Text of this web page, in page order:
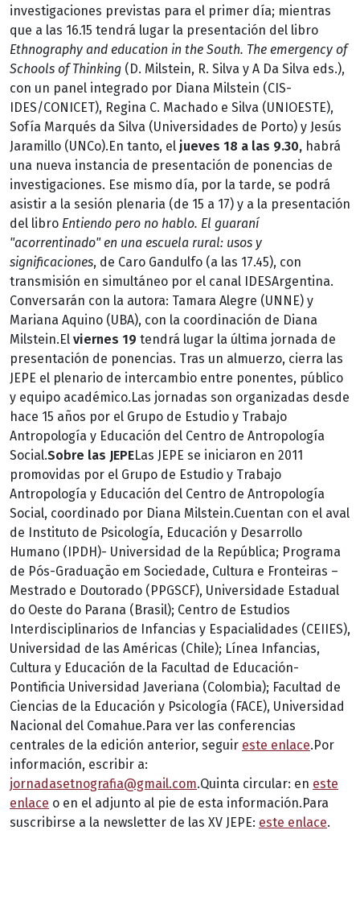
investigaciones previstas para el primer día; mientras
que a las 16.15 tendrá lugar la presentación del libro
Ethnography and education in the South. The emergency of
Schools of Thinking (D. Milstein, R. Silva y A Da Silva eds.),
con un panel integrado por Diana Milstein (CIS-
IDES/CONICET), Regina C. Machado e Silva (UNIOESTE),
Sofía Marqués da Silva (Universidades de Porto) y Jesús
Jaramillo (UNCo).En tanto, el jueves 18 a las 9.30, habrá
una nueva instancia de presentación de ponencias de
investigaciones. Ese mismo día, por la tarde, se podrá
asistir a la sesión plenaria (de 15 a 17) y a la presentación
del libro Entiendo pero no hablo. El guaraní
"acorrentinado" en una escuela rural: usos y
significaciones, de Caro Gandulfo (a las 17.45), con
transmisión en simultáneo por el canal IDESArgentina.
Conversarán con la autora: Tamara Alegre (UNNE) y
Mariana Aquino (UBA), con la coordinación de Diana
Milstein.El viernes 19 tendrá lugar la última jornada de
presentación de ponencias. Tras un almuerzo, cierra las
JEPE el plenario de intercambio entre ponentes, público
y equipo académico.Las jornadas son organizadas desde
hace 15 años por el Grupo de Estudio y Trabajo
Antropología y Educación del Centro de Antropología
Social.Sobre las JEPELas JEPE se iniciaron en 2011
promovidas por el Grupo de Estudio y Trabajo
Antropología y Educación del Centro de Antropología
Social, coordinado por Diana Milstein.Cuentan con el aval
de Instituto de Psicología, Educación y Desarrollo
Humano (IPDH)- Universidad de la República; Programa
de Pós-Graduação em Sociedade, Cultura e Fronteiras –
Mestrado e Doutorado (PPGSCF), Universidade Estadual
do Oeste do Parana (Brasil); Centro de Estudios
Interdisciplinarios de Infancias y Espacialidades (CEIIES),
Universidad de las Américas (Chile); Línea Infancias,
Cultura y Educación de la Facultad de Educación-
Pontificia Universidad Javeriana (Colombia); Facultad de
Ciencias de la Educación y Psicología (FACE), Universidad
Nacional del Comahue.Para ver las conferencias
centrales de la edición anterior, seguir este enlace.Por
información, escribir a:
jornadasetnografia@gmail.com.Quinta circular: en este
enlace o en el adjunto al pie de esta información.Para
suscribirse a la newsletter de las XV JEPE: este enlace.